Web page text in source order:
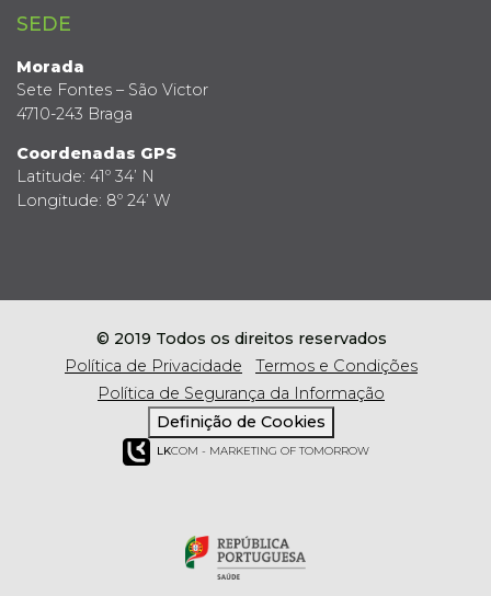
SEDE
Morada
Sete Fontes – São Victor
4710-243 Braga
Coordenadas GPS
Latitude: 41º 34’ N
Longitude: 8º 24’ W
© 2019 Todos os direitos reservados
Política de Privacidade
Termos e Condições
Política de Segurança da Informação
Definição de Cookies
LKCOM - MARKETING OF TOMORROW